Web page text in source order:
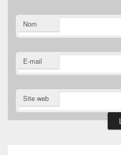
Nom
E-mail
Site web